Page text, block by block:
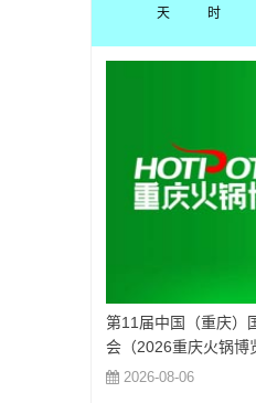
天 时
第11届中国（重庆）
会（2026重庆火锅博
2026-08-06